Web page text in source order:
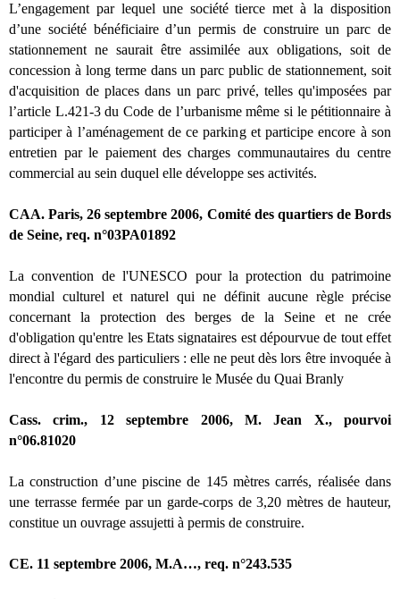
L’engagement par lequel une société tierce met à la disposition
d’une société bénéficiaire d’un permis de construire un parc de
stationnement ne saurait être assimilée aux obligations, soit de
concession à long terme dans un parc public de stationnement, soit
d'acquisition de places dans un parc privé, telles qu'imposées par
l’article L.421-3 du Code de l’urbanisme même si le pétitionnaire à
participer à l’aménagement de ce parking et participe encore à son
entretien par le paiement des charges communautaires du centre
commercial au sein duquel elle développe ses activités.
CAA. Paris, 26 septembre 2006, Comité des quartiers de Bords
de Seine, req. n°03PA01892
La convention de l'UNESCO pour la protection du patrimoine
mondial culturel et naturel qui ne définit aucune règle précise
concernant la protection des berges de la Seine et ne crée
d'obligation qu'entre les Etats signataires est dépourvue de tout effet
direct à l'égard des particuliers : elle ne peut dès lors être invoquée à
l'encontre du permis de construire le Musée du Quai Branly
Cass. crim., 12 septembre 2006, M. Jean X., pourvoi
n°06.81020
La construction d’une piscine de 145 mètres carrés, réalisée dans
une terrasse fermée par un garde-corps de 3,20 mètres de hauteur,
constitue un ouvrage assujetti à permis de construire.
CE. 11 septembre 2006, M.A…, req. n°243.535